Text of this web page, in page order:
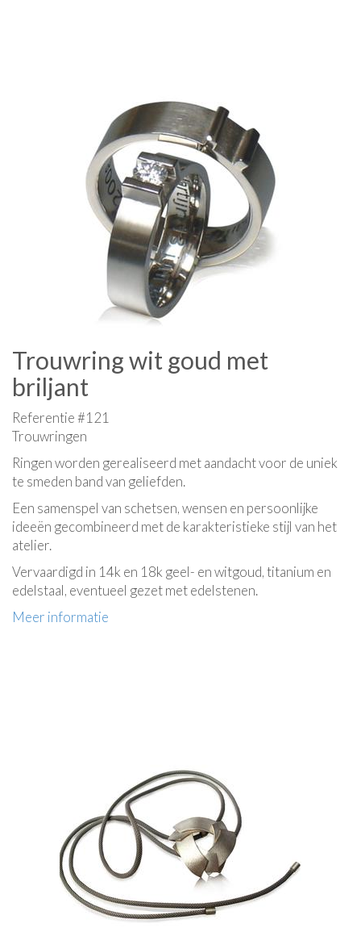
Trouwring wit goud met
briljant
Referentie #121
Trouwringen
Ringen worden gerealiseerd met aandacht voor de uniek
te smeden band van geliefden.
Een samenspel van schetsen, wensen en persoonlijke
ideeën gecombineerd met de karakteristieke stijl van het
atelier.
Vervaardigd in 14k en 18k geel- en witgoud, titanium en
edelstaal, eventueel gezet met edelstenen.
Meer informatie